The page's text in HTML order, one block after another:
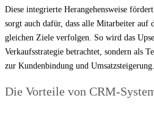
Diese integrierte Herangehensweise
sorgt auch dafür, dass alle Mitarbeiter auf
gleichen Ziele verfolgen. So wird das
Verkaufsstrategie betrachtet, sondern als
zur Kundenbindung und Umsatzsteigerung.
Die Vorteile von CRM-